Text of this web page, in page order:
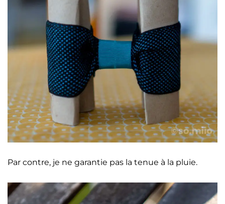
Par contre, je ne garantie pas la tenue à la pluie.